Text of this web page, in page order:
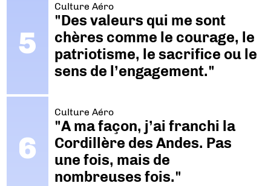
Culture Aéro
"Des valeurs qui me sont
chères comme le courage, le
patriotisme, le sacrifice ou le
sens de l’engagement."
Culture Aéro
"A ma façon, j’ai franchi la
Cordillère des Andes. Pas
une fois, mais de
nombreuses fois."